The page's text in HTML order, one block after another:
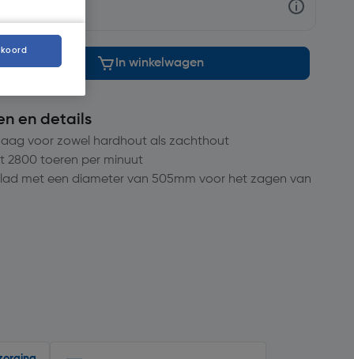
In winkelwagen
en details
voor zowel hardhout als zachthout
2800 toeren per minuut
met een diameter van 505mm voor het zagen van